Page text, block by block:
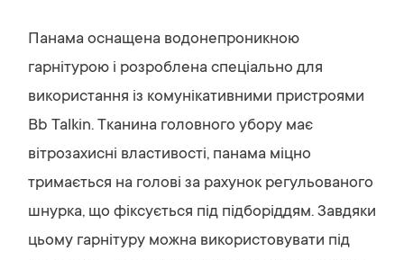
Панама оснащена водонепроникною
гарнітурою і розроблена спеціально для
використання із комунікативними пристроями
Bb Talkin. Тканина головного убору має
вітрозахисні властивості, панама міцно
тримається на голові за рахунок регульованого
шнурка, що фіксується під підборіддям. Завдяки
цьому гарнітуру можна використовувати під